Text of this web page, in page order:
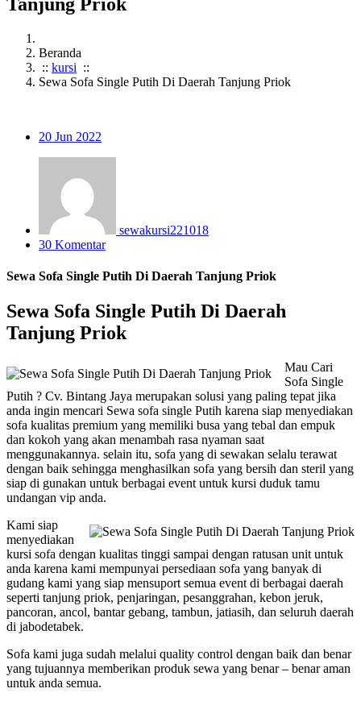
Beranda
:: kursi ::
Sewa Sofa Single Putih Di Daerah Tanjung Priok
20 Jun 2022
sewakursi221018
30 Komentar
Sewa Sofa Single Putih Di Daerah Tanjung Priok
Sewa Sofa Single Putih Di Daerah
Tanjung Priok
Mau Cari
Sofa Single
Putih ? Cv. Bintang Jaya merupakan solusi yang paling tepat jika
anda ingin mencari Sewa sofa single Putih karena siap menyediakan
sofa kualitas premium yang memiliki busa yang tebal dan empuk
dan kokoh yang akan menambah rasa nyaman saat
menggunakannya. selain itu, sofa yang di sewakan selalu terawat
dengan baik sehingga menghasilkan sofa yang bersih dan steril yang
siap di gunakan untuk berbagai event untuk kursi duduk tamu
undangan vip anda.
Kami siap
menyediakan
kursi sofa dengan kualitas tinggi sampai dengan ratusan unit untuk
anda karena kami mempunyai persediaan sofa yang banyak di
gudang kami yang siap mensuport semua event di berbagai daerah
seperti tanjung priok, penjaringan, pesanggrahan, kebon jeruk,
pancoran, ancol, bantar gebang, tambun, jatiasih, dan seluruh daerah
di jabodetabek.
Sofa kami juga sudah melalui quality control dengan baik dan benar
yang tujuannya memberikan produk sewa yang benar – benar aman
untuk anda semua.